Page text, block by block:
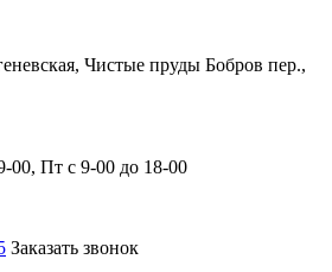
Чистые пруды Бобров пер.,
00, Пт с 9-00 до 18-00
Заказать звонок